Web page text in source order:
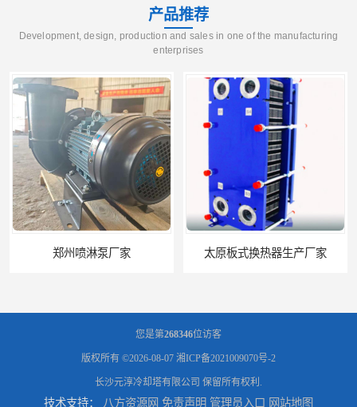
产品推荐
Development, design, production and sales in one of the manufacturing
enterprises
太原板式换热器生产厂家 石家庄恒温电控
您是第268346位访客
版权所有 ©2026-08-07 湘ICP备2021009070号-2
长沙元淳冷却塔有限公司 保留所有权利.
技术支持： 八方资源网 免责声明 管理员入口 网站地图